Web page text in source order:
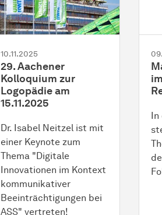
10.11.2025
29. Aachener
Kolloquium zur
Logopädie am
15.11.2025
Dr. Isabel Neitzel ist mit
einer Keynote zum
Thema "Digitale
Innovationen im Kontext
kommunikativer
Beeinträchtigungen bei
ASS" vertreten!